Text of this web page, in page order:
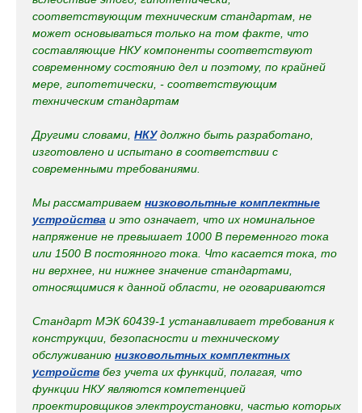
соответствующим техническим стандартам, не
может основываться только на том факте, что
составляющие НКУ компоненты соответствуют
современному состоянию дел и поэтому, по крайней
мере, гипотетически, - соответствующим
техническим стандартам
Другими словами, НКУдолжно быть разработано,
изготовлено и испытано в соответствии с
современными требованиями.
Мы рассматриваем низковольтные комплектные
устройства и это означает, что их номинальное
напряжение не превышает 1000 В переменного тока
или 1500 В постоянного тока. Что касается тока, то
ни верхнее, ни нижнее значение стандартами,
относящимися к данной области, не оговариваются
Стандарт МЭК 60439-1 устанавливает требования к
конструкции, безопасности и техническому
обслуживанию низковольтных комплектных
устройств без учета их функций, полагая, что
функции НКУ являются компетенцией
проектировщиков электроустановки, частью которых